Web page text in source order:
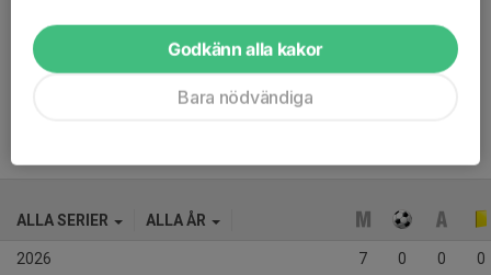
Position
Mittfältare
Ålder
27 år
ALLA SERIER ALLA ÅR
2026 7 0 0 0
Godkänn alla kakor
Bara nödvändiga